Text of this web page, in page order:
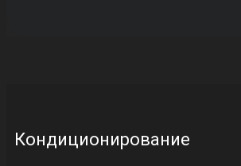
Кондиционирование